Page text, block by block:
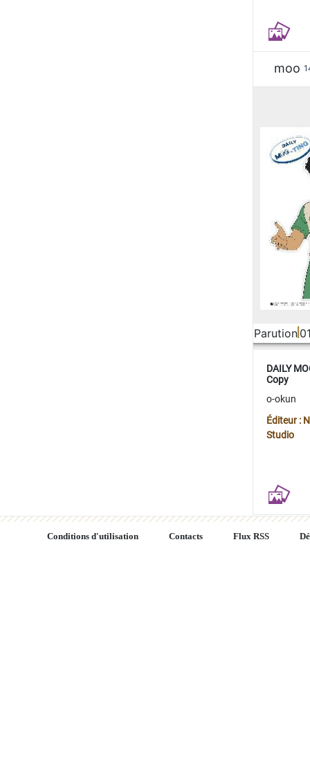
moo
Parution
DAILY
Copy
o-okun
Éditeur :
Studio
Conditions d'utilisation Contacts Flux RSS